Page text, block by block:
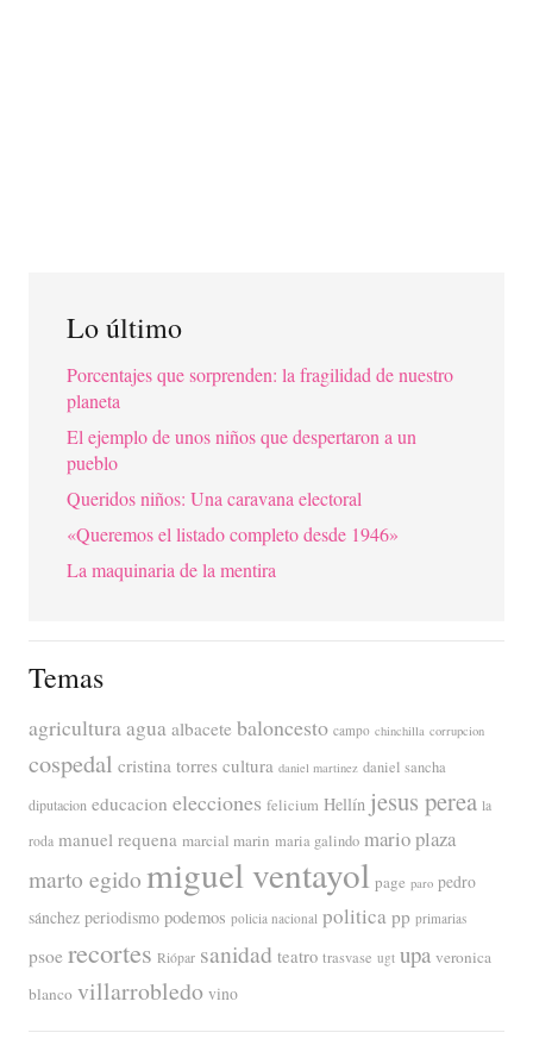
Lo último
Porcentajes que sorprenden: la fragilidad de nuestro
planeta
El ejemplo de unos niños que despertaron a un
pueblo
Queridos niños: Una caravana electoral
«Queremos el listado completo desde 1946»
La maquinaria de la mentira
Temas
agriculturaagua albacete baloncesto campo chinchilla corrupcion
cospedal cristina torres cultura daniel martinez daniel sancha
diputacion educacion elecciones felicium Hellín jesus perea la
roda manuel requena marcial marin maria galindo mario plaza
marto egidomiguel ventayol page paro pedro
sánchez periodismo podemos policia nacional politica pp primarias
psoe recortes Riópar sanidad teatro trasvase ugt upa veronica
blanco villarrobledo vino